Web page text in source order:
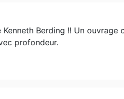
Berding !! Un
profondeur.